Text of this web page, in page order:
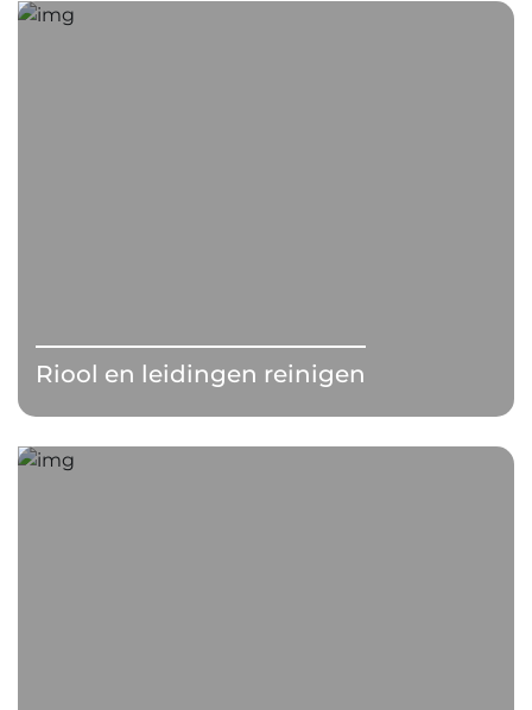
Riool en leidingen reinigen